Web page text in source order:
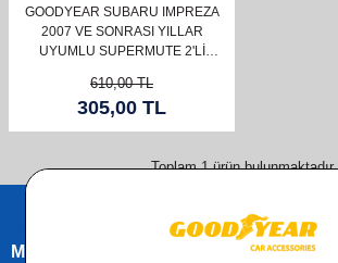
GOODYEAR SUBARU IMPREZA
2007 VE SONRASI YILLAR
UYUMLU SUPERMUTE 2'LI
610,00TL
305,00 TL
Toplam1ürün bulunmaktadır.
Müşteri Hizmetleri